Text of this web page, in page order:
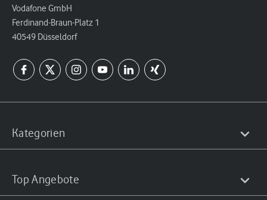
Vodafone GmbH
Ferdinand-Braun-Platz 1
40549 Düsseldorf
Kategorien
Top Angebote